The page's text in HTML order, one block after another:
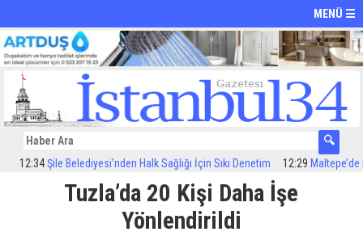
MENÜ ☰
Şile Belediyesi’nden Halk Sağlığı İçin Sıkı Denetim 12:29 Maltepe’de
Tuzla’da 20 Kişi Daha İşe
Yönlendirildi